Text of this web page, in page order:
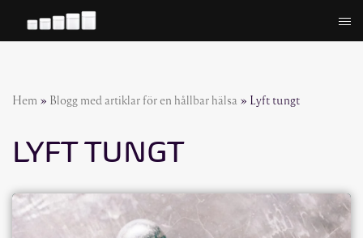
Hoppa
Hem » Blogg med artiklar för en hållbar hälsa » Lyft tungt
LYFT TUNGT